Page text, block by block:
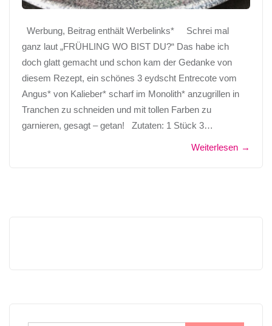
Werbung, Beitrag enthält Werbelinks* Schrei mal
ganz laut „FRÜHLING WO BIST DU?“ Das habe ich
doch glatt gemacht und schon kam der Gedanke von
diesem Rezept, ein schönes 3 eydscht Entrecote vom
Angus* von Kalieber* scharf im Monolith* anzugrillen in
Tranchen zu schneiden und mit tollen Farben zu
garnieren, gesagt – getan! Zutaten: 1 Stück 3…
Weiterlesen →